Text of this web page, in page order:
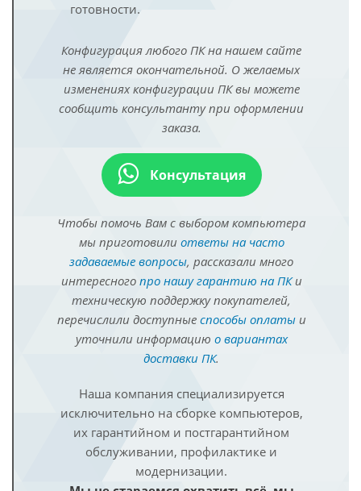
готовности.
Конфигурация любого ПК на нашем сайте
не является окончательной. О желаемых
изменениях конфигурации ПК вы можете
сообщить консультанту при оформлении
заказа.
Консультация
Чтобы помочь Вам с выбором компьютера
мы приготовили ответы на часто
задаваемые вопросы, рассказали много
интересного про нашу гарантию на ПКи
техническую поддержку покупателей,
перечислили доступные способы оплатыи
уточнили информацию о вариантах
доставки ПК.
Наша компания специализируется
исключительно на сборке компьютеров,
их гарантийном и постгарантийном
обслуживании, профилактике и
модернизации.